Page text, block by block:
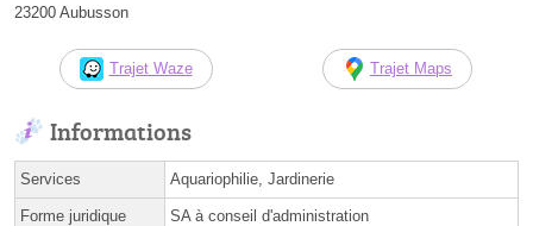
23200 Aubusson
Trajet Waze Trajet Maps
Informations
Services Aquariophilie, Jardinerie
Forme juridique SA à conseil d'administration